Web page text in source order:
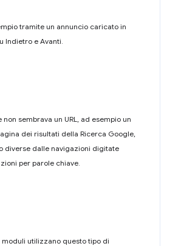
tramite un annuncio caricato in
Indietro e Avanti.
sembrava un URL, ad esempio un
dei risultati della Ricerca Google,
diverse dalle navigazioni digitate
per parole chiave.
utilizzano questo tipo di